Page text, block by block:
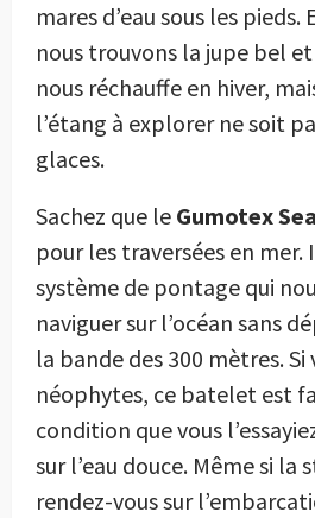
mares d’eau sous les pieds.
nous trouvons la jupe bel
nous réchauffe en hiver,
l’étang à explorer ne soit
glaces.
Sachez que le Gumotex
pour les traversées en mer.
système de pontage qui
naviguer sur l’océan sans
la bande des 300 mètres. Si
néophytes, ce batelet est
condition que vous
sur l’eau douce. Même si la
rendez-vous sur